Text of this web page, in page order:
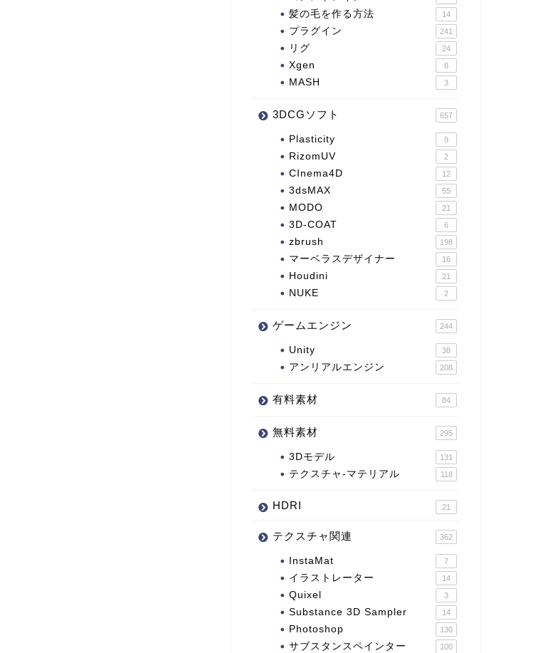
髪の毛を作る方法 14
プラグイン 241
リグ 24
Xgen 8
MASH 3
3DCGソフト 657
Plasticity 9
RizomUV 2
CInema4D 12
3dsMAX 55
MODO 21
3D-COAT 6
zbrush 198
マーベラスデザイナー 16
Houdini 21
NUKE 2
ゲームエンジン 244
Unity 38
アンリアルエンジン 208
有料素材 84
無料素材 295
3Dモデル 131
テクスチャ-マテリアル 118
HDRI 21
テクスチャ関連 362
InstaMat 7
イラストレーター 14
Quixel 3
Substance 3D Sampler 14
Photoshop 130
サブスタンスペインター 100